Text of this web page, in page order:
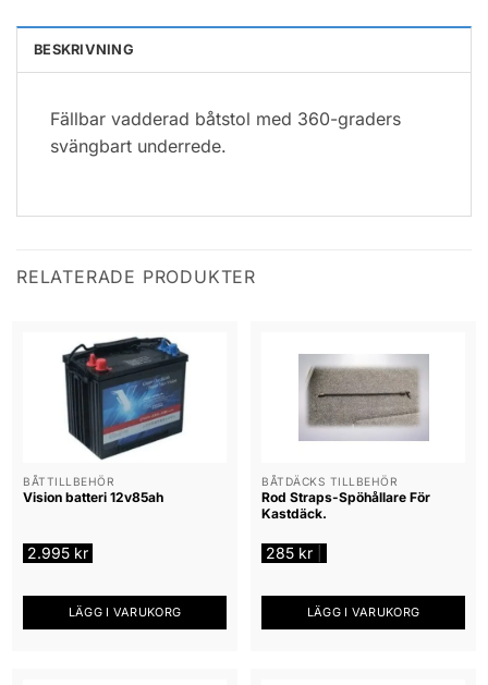
BESKRIVNING
Fällbar vadderad båtstol med 360-graders
svängbart underrede.
RELATERADE PRODUKTER
BÅTTILLBEHÖR
Vision batteri 12v85ah
2.995 kr
LÄGG I VARUKORG
BÅTDÄCKS TILLBEHÖR
Rod Straps-Spöhållare För
Kastdäck.
285 kr
LÄGG I VARUKORG